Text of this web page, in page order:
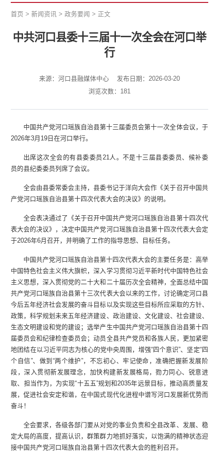
首页 >新闻资讯 >政务要闻 > 正文
中共河口县委十三届十一次全会在河口举
行
来源：河口县融媒体中心
发布日期：2026-03-20
浏览次数： 181
中国共产党河口瑶族自治县第十三届委员会第十一次全体会议，于
2026年3月19日在河口举行。
出席这次全会的有县委委员21人。不是十三届县委委员、候补委
员的县纪委委员列席了会议。
全会由县委常委会主持，县委书记于洋向大会作《关于召开中国共
产党河口瑶族自治县第十四次代表大会的决议》的说明。
全会表决通过了《关于召开中国共产党河口瑶族自治县第十四次代
表大会的决议》，决定中国共产党河口瑶族自治县第十四次代表大会定
于2026年6月召开，并明确了工作的指导思想、目标任务。
中国共产党河口瑶族自治县第十四次代表大会的主要任务是：高举
中国特色社会主义伟大旗帜，深入学习贯彻习近平新时代中国特色社会
主义思想，深入贯彻党的二十大和二十届历次全会精神，全面总结中国
共产党河口瑶族自治县第十三次代表大会以来的工作，讨论确定河口县
今后五年经济社会发展的奋斗目标以及实现这些目标所应采取的方针、
政策，科学规划未来五年经济建设、政治建设、文化建设、社会建设、
生态文明建设和党的建设；选举产生中国共产党河口瑶族自治县第十四
届委员会和纪律检查委员会；动员全县共产党员和各族人民，更加紧密
地团结在以习近平同志为核心的党中央周围，增强“四个意识”、坚定“四
个自信”、做到“两个维护”，不忘初心、牢记使命，准确把握新发展阶
段，深入贯彻新发展理念，加快构建新发展格局，勠力同心、锐意进
取、担当作为，为实现“十五五”规划和2035年远景目标，推动高质量发
展，促进社会安定和谐，在中国式现代化进程中谱写河口发展新优势而
奋斗！
全会要求，各级各部门要从对党的事业负责和全县改革、发展、稳
定大局的高度，提高认识，群策群力地抓好落实，以饱满的精神状态迎
接中国共产党河口瑶族自治县第十四次代表大会的胜利召开。